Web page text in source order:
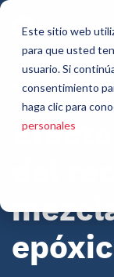
Este sitio web
para que usted
usuario. Si
consentimiento
haga clic para
personales
5 agosto, 2025
Decorativos
del